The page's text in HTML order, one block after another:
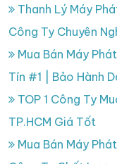
Thanh Lý Máy
Công Ty Chuyên
Mua Bán Máy
Tín #1 | Bảo Hành
TOP 1 Công Ty
TP.HCM Giá Tốt
Mua Bán Máy